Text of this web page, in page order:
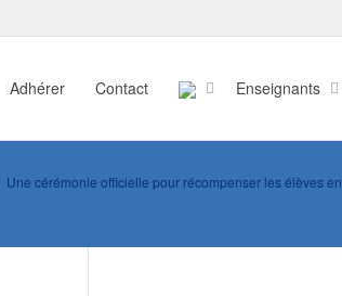
Adhérer Contact Enseignants
Une cérémonie officielle pour récompenser les élèves en